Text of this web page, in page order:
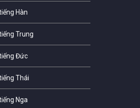
Hàn
Trung
Đức
Thái
Nga